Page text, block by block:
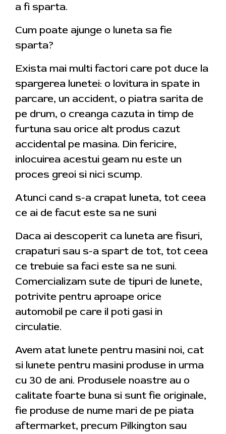
a fi sparta.
Cum poate ajunge o luneta sa fie
sparta?
Exista mai multi factori care pot duce la
spargerea lunetei: o lovitura in spate in
parcare, un accident, o piatra sarita de
pe drum, o creanga cazuta in timp de
furtuna sau orice alt produs cazut
accidental pe masina. Din fericire,
inlocuirea acestui geam nu este un
proces greoi si nici scump.
Atunci cand s-a crapat luneta, tot ceea
ce ai de facut este sa ne suni
Daca ai descoperit ca luneta are fisuri,
crapaturi sau s-a spart de tot, tot ceea
ce trebuie sa faci este sa ne suni.
Comercializam sute de tipuri de lunete,
potrivite pentru aproape orice
automobil pe care il poti gasi in
circulatie.
Avem atat lunete pentru masini noi, cat
si lunete pentru masini produse in urma
cu 30 de ani. Produsele noastre au o
calitate foarte buna si sunt fie originale,
fie produse de nume mari de pe piata
aftermarket, precum Pilkington sau